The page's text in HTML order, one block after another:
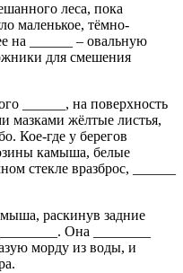
леса, пока
маленькое, тёмно-
на ______ – овальную
для смешения
______, на поверхность
мазками жёлтые листья,
Кое-где у берегов
камыша, белые
стекле вразброс, ______
раскинув задние
Она ________
морду из воды, и